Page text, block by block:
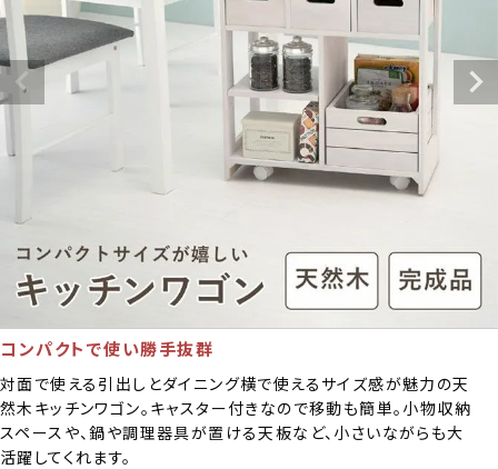
コンパクトで使い勝手抜群
対面で使える引出しとダイニング横で使えるサイズ感が魅力の天
然木キッチンワゴン。キャスター付きなので移動も簡単。小物収納
スペースや、鍋や調理器具が置ける天板など、小さいながらも大
活躍してくれます。